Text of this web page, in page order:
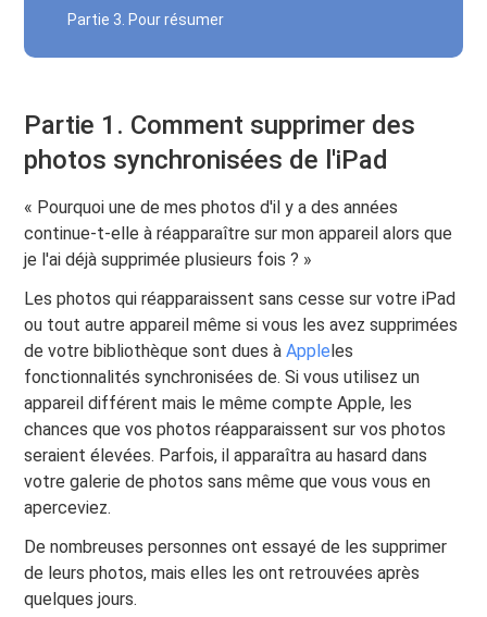
Partie 3. Pour résumer
Partie 1. Comment supprimer des
photos synchronisées de l'iPad
« Pourquoi une de mes photos d'il y a des années
continue-t-elle à réapparaître sur mon appareil alors que
je l'ai déjà supprimée plusieurs fois ? »
Les photos qui réapparaissent sans cesse sur votre iPad
ou tout autre appareil même si vous les avez supprimées
de votre bibliothèque sont dues àAppleles
fonctionnalités synchronisées de. Si vous utilisez un
appareil différent mais le même compte Apple, les
chances que vos photos réapparaissent sur vos photos
seraient élevées. Parfois, il apparaîtra au hasard dans
votre galerie de photos sans même que vous vous en
aperceviez.
De nombreuses personnes ont essayé de les supprimer
de leurs photos, mais elles les ont retrouvées après
quelques jours.